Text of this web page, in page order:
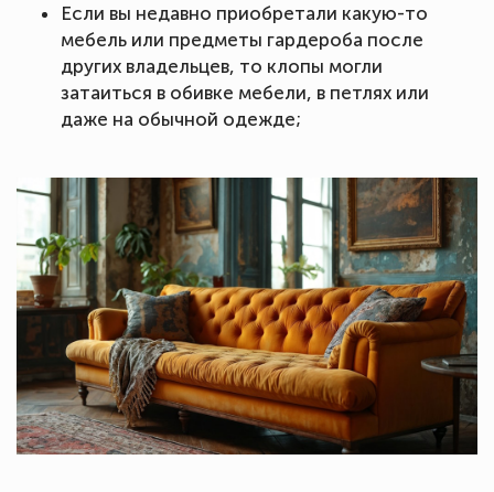
Если вы недавно приобретали какую-то
мебель или предметы гардероба после
других владельцев, то клопы могли
затаиться в обивке мебели, в петлях или
даже на обычной одежде;